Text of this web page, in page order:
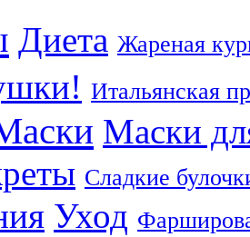
Диета Жареная
Итальянская
Маски
Сладкие
Уход